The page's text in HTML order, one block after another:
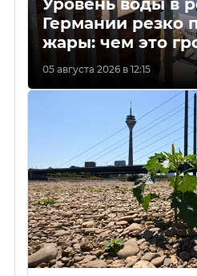
Уровень воды в
Германии резко
жары: чем это
05 августа 2026 в 12:15